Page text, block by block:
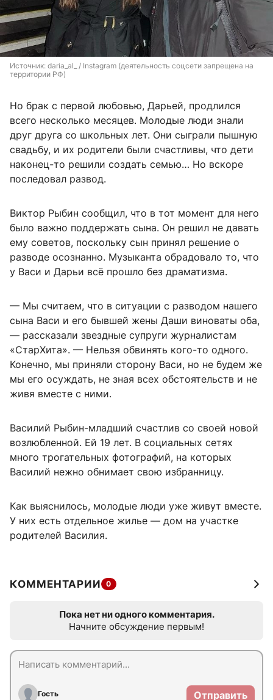
Источник: daria_al_ / Instagram (деятельность соцсети запрещена на
территории РФ)
Но брак с первой любовью, Дарьей, продлился
всего несколько месяцев. Молодые люди знали
друг друга со школьных лет. Они сыграли пышную
свадьбу, и их родители были счастливы, что дети
наконец-то решили создать семью… Но вскоре
последовал развод.
Виктор Рыбин сообщил, что в тот момент для него
было важно поддержать сына. Он решил не давать
ему советов, поскольку сын принял решение о
разводе осознанно. Музыканта обрадовало то, что
у Васи и Дарьи всё прошло без драматизма.
— Мы считаем, что в ситуации с разводом нашего
сына Васи и его бывшей жены Даши виноваты оба,
— рассказали звездные супруги журналистам
«СтарХита». — Нельзя обвинять кого-то одного.
Конечно, мы приняли сторону Васи, но не будем же
мы его осуждать, не зная всех обстоятельств и не
живя вместе с ними.
Василий Рыбин-младший счастлив со своей новой
возлюбленной. Ей 19 лет. В социальных сетях
много трогательных фотографий, на которых
Василий нежно обнимает свою избранницу.
Как выяснилось, молодые люди уже живут вместе.
У них есть отдельное жилье — дом на участке
родителей Василия.
КОММЕНТАРИИ 0
Пока нет ни одного комментария.
Начните обсуждение первым!
Гость Отправить